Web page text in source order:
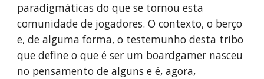
paradigmáticas do que se tornou esta
comunidade de jogadores. O contexto, o berço
e, de alguma forma, o testemunho desta tribo
que define o que é ser um boardgamer nasceu
no pensamento de alguns e é, agora,